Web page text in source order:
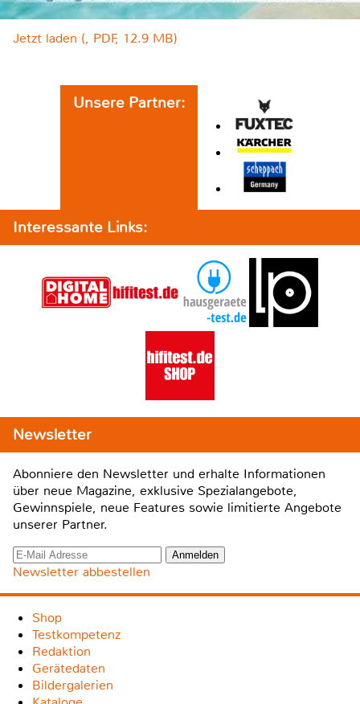
Jetzt laden (, PDF, 12.9 MB)
Unsere Partner:
Interessante Links:
Newsletter
Abonniere den Newsletter und erhalte Informationen
über neue Magazine, exklusive Spezialangebote,
Gewinnspiele, neue Features sowie limitierte Angebote
unserer Partner.
Newsletter abbestellen
Shop
Testkompetenz
Redaktion
Gerätedaten
Bildergalerien